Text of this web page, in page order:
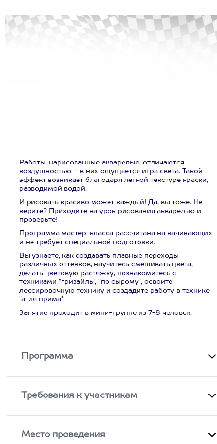
Работы, нарисованные акварелью, отличаются
воздушностью – в них ощущается игра света. Такой
эффект возникает благодаря легкой текстуре краски,
разводимой водой.
И рисовать красиво может каждый! Да, вы тоже. Не
верите? Приходите на урок рисования акварелью и
проверьте!
Программа мастер-класса рассчитана на начинающих
и не требует специальной подготовки.
Вы узнаете, как создавать плавные переходы
различных оттенков, научитесь смешивать цвета,
делать цветовую растяжку, познакомитесь с
техниками "гризайль", "по сырому", освоите
лессировочную технику и создадите работу в технике
"а-ля прима".
Занятие проходит в мини-группе из 7-8 человек.
Программа
Требования к участникам
Место проведения